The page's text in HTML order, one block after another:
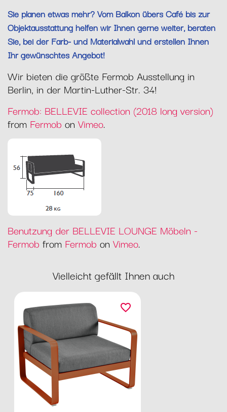
Sie planen etwas mehr? Vom Balkon übers Café bis zur
Objektausstattung helfen wir Ihnen gerne weiter, beraten
Sie, bei der Farb- und Materialwahl und erstellen Ihnen
Ihr gewünschtes Angebot!
Wir bieten die größte Fermob Ausstellung in
Berlin, in der Martin-Luther-Str. 34!
Fermob: BELLEVIE collection (2018 long version)
from Fermob on Vimeo.
Benutzung der BELLEVIE LOUNGE Möbeln -
Fermob from Fermob on Vimeo.
Vielleicht gefällt Ihnen auch
favorite_border